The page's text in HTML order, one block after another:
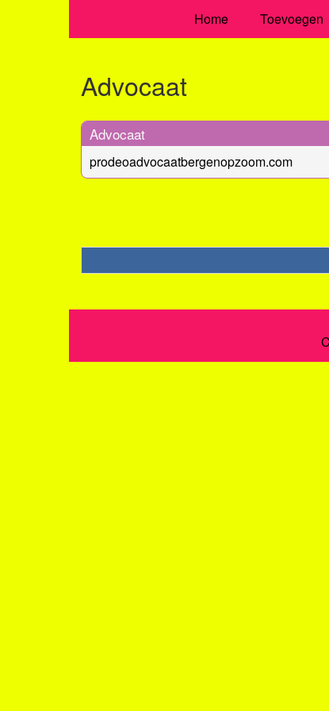
Home Toevoegen
Advocaat
Advocaat
prodeoadvocaatbergenopzoom.com